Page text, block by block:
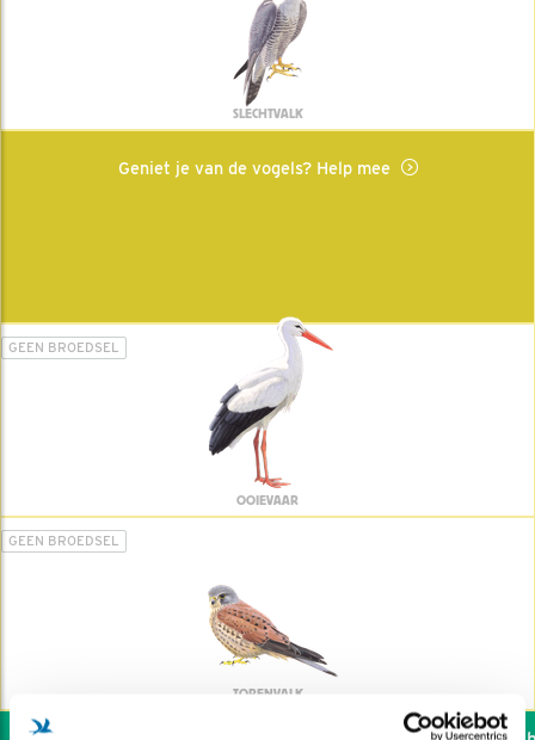
SLECHTVALK
Geniet je van de vogels? Help mee
GEEN BROEDSEL
OOIEVAAR
GEEN BROEDSEL
TORENVALK